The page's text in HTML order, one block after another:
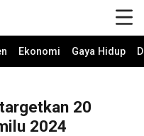
Ekonomi Gaya Hidup
20
2024